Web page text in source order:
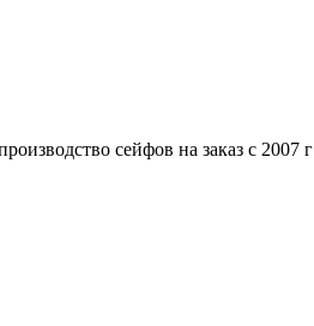
сейфов на заказ с 2007 г